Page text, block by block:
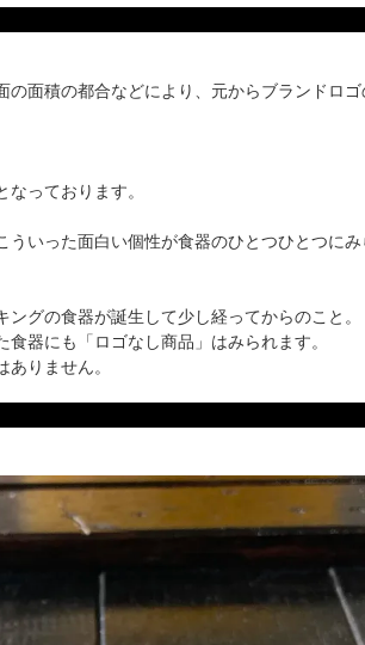
面積の都合などにより、元からブランドロ
っております。
いった面白い個性が食器のひとつひとつに
グの食器が誕生して少し経ってからのこと。
器にも「ロゴなし商品」はみられます。
りません。